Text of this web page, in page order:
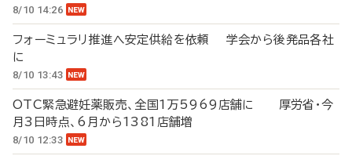
8/10 14:26
フォーミュラリ推進へ安定供給を依頼 学会から後発品各社
に
8/10 13:43
OTC緊急避妊薬販売、全国1万5969店舗に 厚労省・今
月3日時点、6月から1381店舗増
8/10 12:33